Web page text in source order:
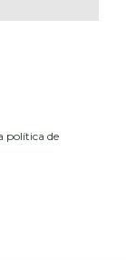
política de